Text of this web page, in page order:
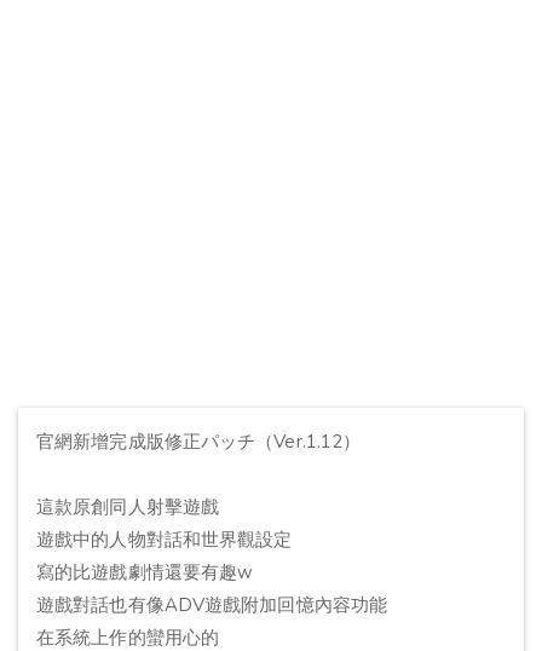
官網新增完成版修正パッチ（Ver.1.12）
這款原創同人射擊遊戲
遊戲中的人物對話和世界觀設定
寫的比遊戲劇情還要有趣w
遊戲對話也有像ADV遊戲附加回憶內容功能
在系統上作的蠻用心的